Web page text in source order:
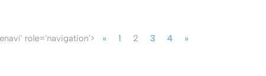
role='navigation'> « 1 2 3 4 »